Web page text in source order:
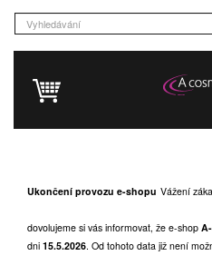
Ukončení provozu e-shopu Vážení
dovolujeme si vás informovat, že e-shop
dni 15.5.2026. Od tohoto data již není